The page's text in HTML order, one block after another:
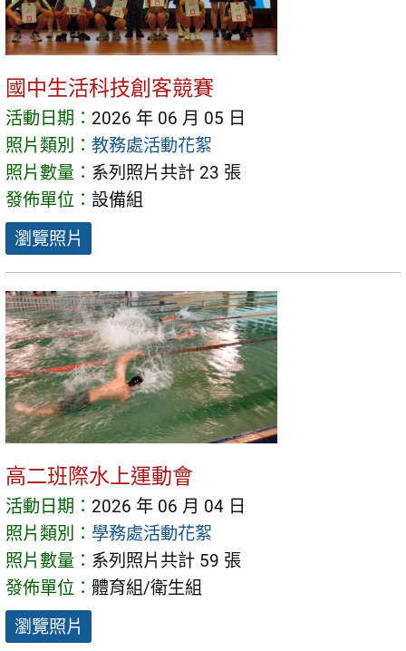
國中生活科技創客競賽
活動日期： 2026 年 06 月 05 日
照片類別： 教務處活動花絮
照片數量： 系列照片共計 23 張
發佈單位： 設備組
瀏覽照片
高二班際水上運動會
活動日期： 2026 年 06 月 04 日
照片類別： 學務處活動花絮
照片數量： 系列照片共計 59 張
發佈單位： 體育組/衛生組
瀏覽照片